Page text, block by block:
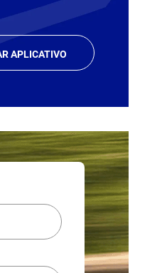
APLICATIVO